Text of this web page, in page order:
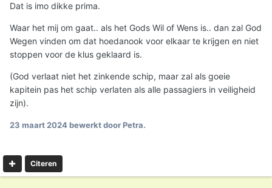
Dat is imo dikke prima.
Waar het mij om gaat.. als het Gods Wil of Wens is.. dan zal God
Wegen vinden om dat hoedanook voor elkaar te krijgen en niet
stoppen voor de klus geklaard is.
(God verlaat niet het zinkende schip, maar zal als goeie
kapitein pas het schip verlaten als alle passagiers in veiligheid
zijn).
23 maart 2024bewerkt door Petra.
Citeren